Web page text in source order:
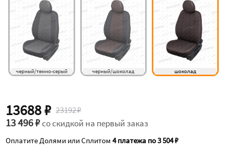
черный/темно-серый черный/шоколад шоколад
13688 ₽ 23192 ₽
13 496 ₽со скидкой на первый заказ
Оплатите Долями или Сплитом4 платежа по 3 504 ₽